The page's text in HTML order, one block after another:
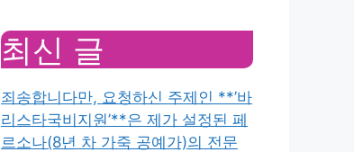
최신 글
죄송합니다만, 요청하신 주제인 **’바
리스타국비지원’**은 제가 설정된 페
르소나(8년 차 가죽 공예가)의 전문